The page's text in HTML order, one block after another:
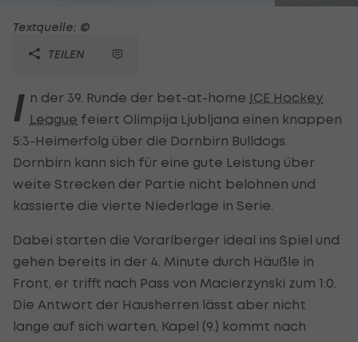
Textquelle: ©
TEILEN
I n der 39. Runde der bet-at-home ICE Hockey
League feiert Olimpija Ljubljana einen knappen
5:3-Heimerfolg über die Dornbirn Bulldogs.
Dornbirn kann sich für eine gute Leistung über
weite Strecken der Partie nicht belohnen und
kassierte die vierte Niederlage in Serie.
Dabei starten die Vorarlberger ideal ins Spiel und
gehen bereits in der 4. Minute durch Häußle in
Front, er trifft nach Pass von Macierzynski zum 1:0.
Die Antwort der Hausherren lässt aber nicht
lange auf sich warten, Kapel (9.) kommt nach